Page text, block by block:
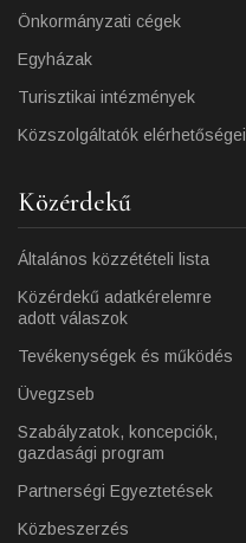
Önkormányzati cégek
Egyházak
Turisztikai intézmények
Közszolgáltatók elérhetőségei
Közérdekű
Általános közzétételi lista
Közérdekű adatkérelemre
adott válaszok
Tevékenységek és működés
Üvegzseb
Szabályzatok, koncepciók,
gazdasági program
Partnerségi Egyeztetések
Közbeszerzés